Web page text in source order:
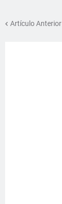
Artículo Anterior